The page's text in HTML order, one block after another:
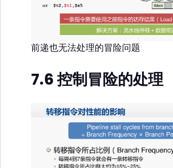
前递也无法处理的冒险问题
7.6 控制冒险的处理